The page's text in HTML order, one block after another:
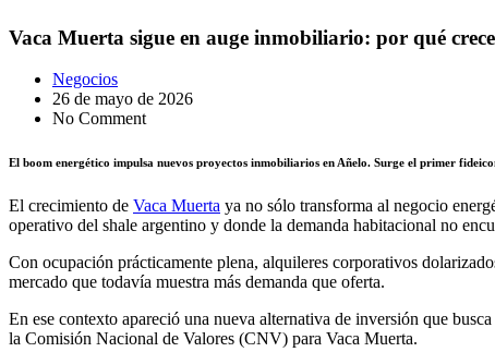
Vaca Muerta sigue en auge inmobiliario: por qué
Negocios
26 de mayo de 2026
No Comment
El boom energético impulsa nuevos proyectos inmobiliarios en Añelo. Surge el primer
El crecimiento de Vaca Muerta ya no sólo transforma al negocio
operativo del shale argentino y donde la demanda habitacional no
Con ocupación prácticamente plena, alquileres corporativos
mercado que todavía muestra más demanda que oferta.
En ese contexto apareció una nueva alternativa de inversión que
la Comisión Nacional de Valores (CNV) para Vaca Muerta.